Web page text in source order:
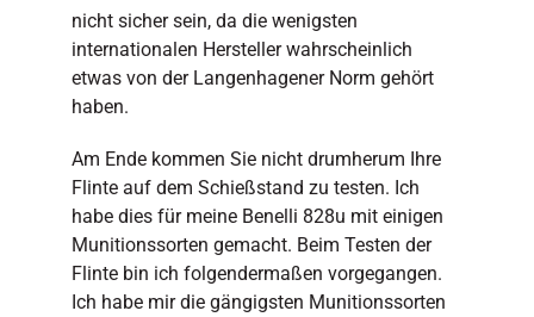
nicht sicher sein, da die wenigsten
internationalen Hersteller wahrscheinlich
etwas von der Langenhagener Norm gehört
haben.
Am Ende kommen Sie nicht drumherum Ihre
Flinte auf dem Schießstand zu testen. Ich
habe dies für meine Benelli 828u mit einigen
Munitionssorten gemacht. Beim Testen der
Flinte bin ich folgendermaßen vorgegangen.
Ich habe mir die gängigsten Munitionssorten